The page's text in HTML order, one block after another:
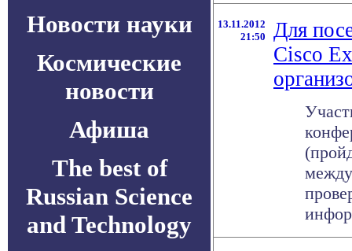
Новости науки
Космические
новости
Афиша
The best of
Russian Science
and Technology
13.11.2012
21:50
Для
Cisco